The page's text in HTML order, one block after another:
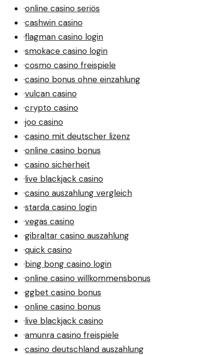
·online casino seriös
·cashwin casino
·flagman casino login
·smokace casino login
·cosmo casino freispiele
·casino bonus ohne einzahlung
·vulcan casino
·crypto casino
·joo casino
·casino mit deutscher lizenz
·online casino bonus
·casino sicherheit
·live blackjack casino
·casino auszahlung vergleich
·starda casino login
·vegas casino
·gibraltar casino auszahlung
·quick casino
·bing bong casino login
·online casino willkommensbonus
·ggbet casino bonus
·online casino bonus
·live blackjack casino
·amunra casino freispiele
·casino deutschland auszahlung